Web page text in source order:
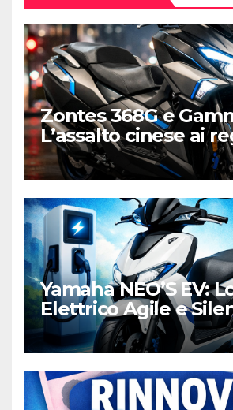
Zontes 368G e
L’assalto cinese ai
Honda e Yamaha
Yamaha NEO’S EV:
Elettrico Agile e
per la Città